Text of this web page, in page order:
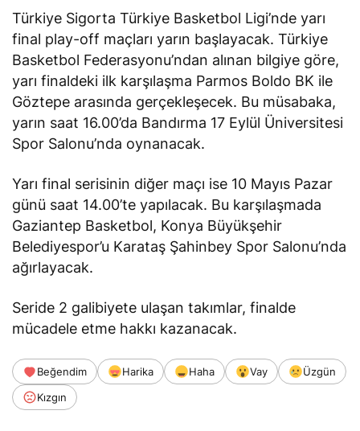
Türkiye Sigorta Türkiye Basketbol Ligi’nde yarı
final play-off maçları yarın başlayacak. Türkiye
Basketbol Federasyonu’ndan alınan bilgiye göre,
yarı finaldeki ilk karşılaşma Parmos Boldo BK ile
Göztepe arasında gerçekleşecek. Bu müsabaka,
yarın saat 16.00’da Bandırma 17 Eylül Üniversitesi
Spor Salonu’nda oynanacak.
Yarı final serisinin diğer maçı ise 10 Mayıs Pazar
günü saat 14.00’te yapılacak. Bu karşılaşmada
Gaziantep Basketbol, Konya Büyükşehir
Belediyespor’u Karataş Şahinbey Spor Salonu’nda
ağırlayacak.
Seride 2 galibiyete ulaşan takımlar, finalde
mücadele etme hakkı kazanacak.
Beğendim Harika Haha Vay
Üzgün
Kızgın